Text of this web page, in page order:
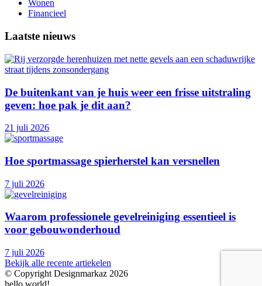
Wonen
Financieel
Laatste nieuws
De buitenkant van je huis weer een frisse uitstraling
geven: hoe pak je dit aan?
21 juli 2026
Hoe sportmassage spierherstel kan versnellen
7 juli 2026
Waarom professionele gevelreiniging essentieel is
voor gebouwonderhoud
7 juli 2026
Bekijk alle recente artiekelen
© Copyright Designmarkaz 2026